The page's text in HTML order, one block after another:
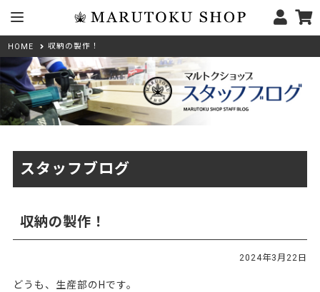
HOME 収納の製作！
スタッフブログ
収納の製作！
2024年3月22日
どうも、生産部のHです。